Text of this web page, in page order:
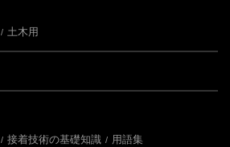
土木用
接着技術の基礎知識 用語集